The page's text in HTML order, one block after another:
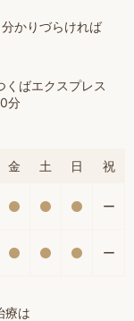
かりづらければ
くばエクスプレス
分
金 土 日 祝
ー
ー
療は